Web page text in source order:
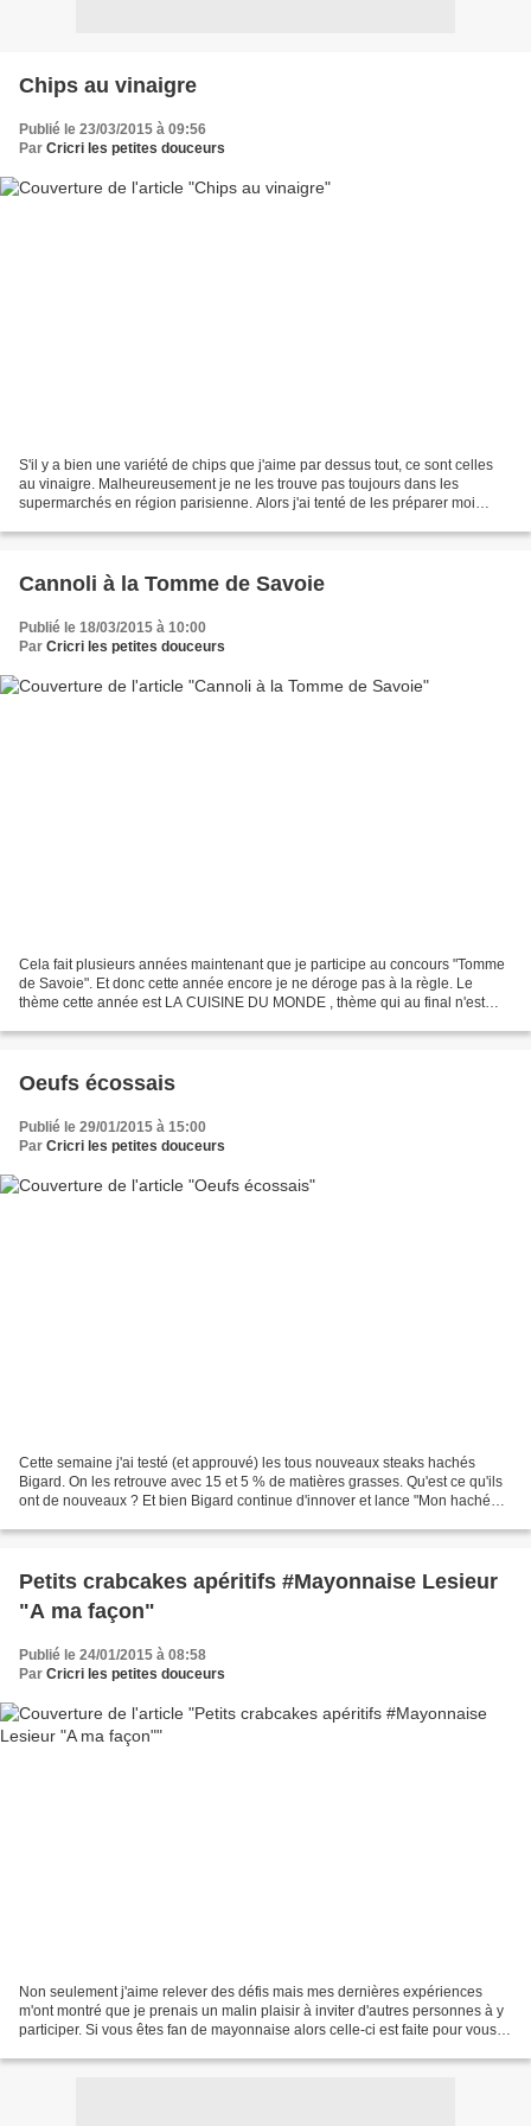
Chips au vinaigre
Publié le 23/03/2015 à 09:56
Par Cricri les petites douceurs
S'il y a bien une variété de chips que j'aime par dessus tout, ce sont celles
au vinaigre. Malheureusement je ne les trouve pas toujours dans les
supermarchés en région parisienne. Alors j'ai tenté de les préparer moi
Cannoli à la Tomme de Savoie
Publié le 18/03/2015 à 10:00
Par Cricri les petites douceurs
Cela fait plusieurs années maintenant que je participe au concours "Tomme
de Savoie". Et donc cette année encore je ne déroge pas à la règle. Le
thème cette année est LA CUISINE DU MONDE , thème qui au final n'est
Oeufs écossais
Publié le 29/01/2015 à 15:00
Par Cricri les petites douceurs
Cette semaine j'ai testé (et approuvé) les tous nouveaux steaks hachés
Bigard. On les retrouve avec 15 et 5 % de matières grasses. Qu'est ce qu'ils
ont de nouveaux ? Et bien Bigard continue d'innover et lance "Mon haché
Petits crabcakes apéritifs #Mayonnaise Lesieur
"A ma façon"
Publié le 24/01/2015 à 08:58
Par Cricri les petites douceurs
Non seulement j'aime relever des défis mais mes dernières expériences
m'ont montré que je prenais un malin plaisir à inviter d'autres personnes à y
participer. Si vous êtes fan de mayonnaise alors celle-ci est faite pour vous !